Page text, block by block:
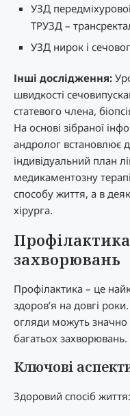
УЗД
ТРУЗД –
УЗД нирок і
Інші дослідження:
швидкості
статевого члена,
На основі зібраної
андролог встановлює
індивідуальний план
медикаментозну
способу життя, а в
хірурга.
захворювань
Профілактика – це
здоров’я на довгі
огляди можуть значно
багатьох захворювань.
Ключові
Здоровий спосіб життя: